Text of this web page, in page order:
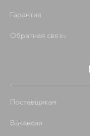
Гарантия
Обратная связь
Поставщикам
Вакансии